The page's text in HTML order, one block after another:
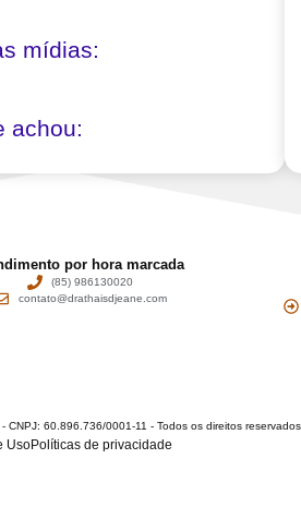
mídias:
achou:
por hora marcada
(85) 986130020
contato@drathaisdjeane.com
CNPJ: 60.896.736/0001-11 - Todos os direitos reservados
UsoPolíticas de privacidade